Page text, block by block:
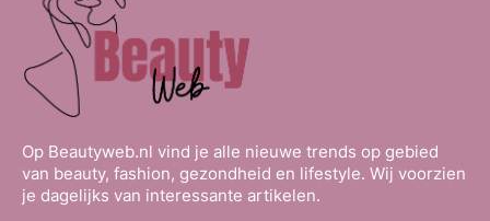
Op Beautyweb.nl vind je alle nieuwe trends op gebied
van beauty, fashion, gezondheid en lifestyle. Wij voorzien
je dagelijks van interessante artikelen.